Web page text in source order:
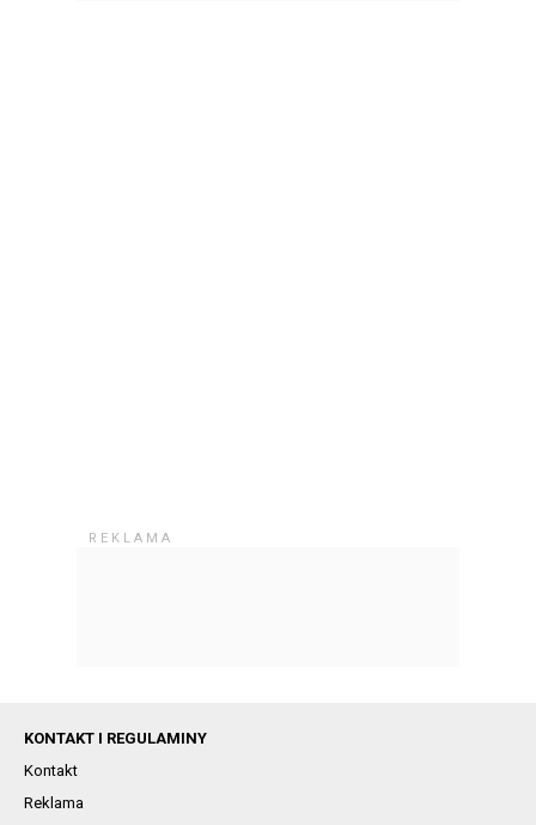
KONTAKT I REGULAMINY
Kontakt
Reklama